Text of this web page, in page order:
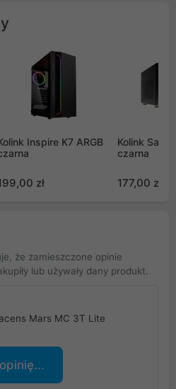
Inspire K7 ARGB
zł
Kolink
czarna
177,00 zł
że zamieszczone opinie
lub używały dany produkt.
Mars MC 3T Lite